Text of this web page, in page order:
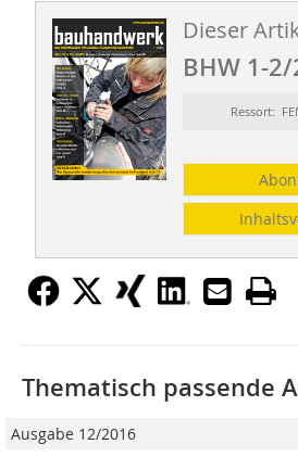
Dieser
BHW 1-
Ressort:
Thematisch passende
Ausgabe 12/2016